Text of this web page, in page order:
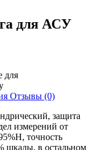
для АСУ
для
Отзывы (0)
защита
измерений от
точность
шкалы, в остальном